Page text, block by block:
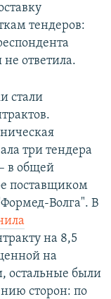
тендеров:
ответила.
стали
три тендера
в общей
поставщиком
Волга". В
на 8,5
на
остальные были
сторон: по